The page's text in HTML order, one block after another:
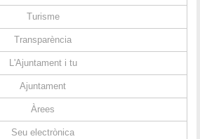
Turisme
Transparència
L'Ajuntament i tu
Ajuntament
Àrees
Seu electrònica